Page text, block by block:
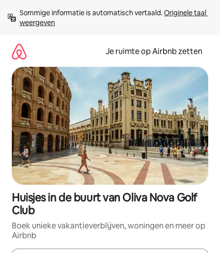
direct
naar
Sommige informatie is automatisch vertaald. Originele taal
weergeven
Je ruimte op Airbnb zetten
Huisjes in de buurt van Oliva Nova Golf
Club
Boek unieke vakantieverblijven, woningen en meer op
Airbnb